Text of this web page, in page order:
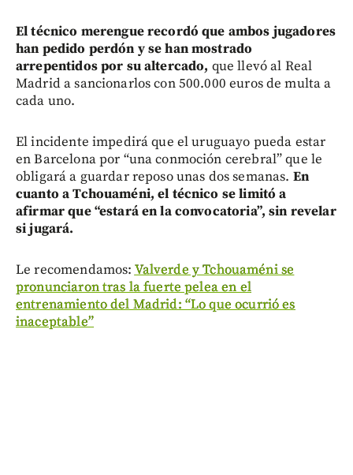
El técnico merengue recordó que ambos jugadores
han pedido perdón y se han mostrado
arrepentidos por su altercado, que llevó al Real
Madrid a sancionarlos con 500.000 euros de multa a
cada uno.
El incidente impedirá que el uruguayo pueda estar
en Barcelona por “una conmoción cerebral” que le
obligará a guardar reposo unas dos semanas. En
cuanto a Tchouaméni, el técnico se limitó a
afirmar que “estará en la convocatoria”, sin revelar
si jugará.
Le recomendamos: Valverde y Tchouaméni se
pronunciaron tras la fuerte pelea en el
entrenamiento del Madrid: “Lo que ocurrió es
inaceptable”